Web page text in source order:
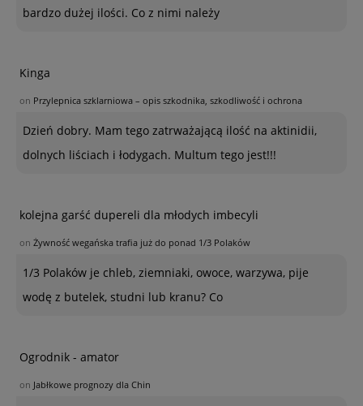
bardzo dużej ilości. Co z nimi należy
Kinga
on Przylepnica szklarniowa – opis szkodnika, szkodliwość i ochrona
Dzień dobry. Mam tego zatrważającą ilość na aktinidii,
dolnych liściach i łodygach. Multum tego jest!!!
kolejna garść dupereli dla młodych imbecyli
on Żywność wegańska trafia już do ponad 1/3 Polaków
1/3 Polaków je chleb, ziemniaki, owoce, warzywa, pije
wodę z butelek, studni lub kranu? Co
Ogrodnik - amator
on Jabłkowe prognozy dla Chin